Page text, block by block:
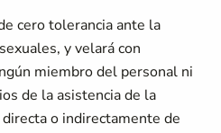
cero tolerancia ante la
y velará con
miembro del personal ni
de la asistencia de la
o indirectamente de